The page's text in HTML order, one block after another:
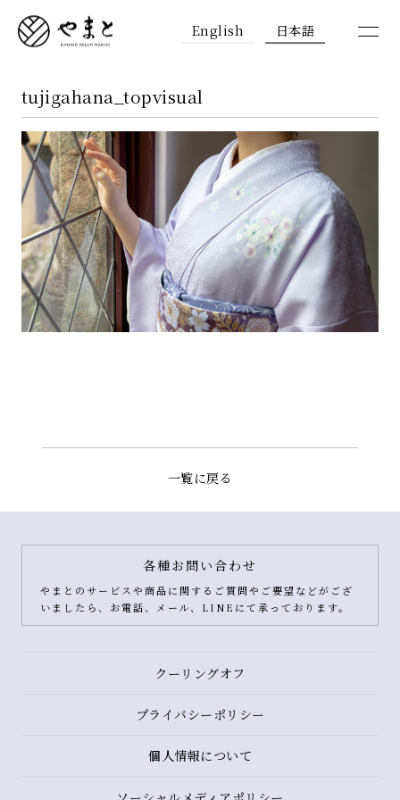
English 日本語
tujigahana_topvisual
一覧に戻る
各種お問い合わせ
やまとのサービスや商品に関するご質問やご要望などがござ
いましたら、お電話、メール、LINEにて承っております。
クーリングオフ
プライバシーポリシー
個人情報について